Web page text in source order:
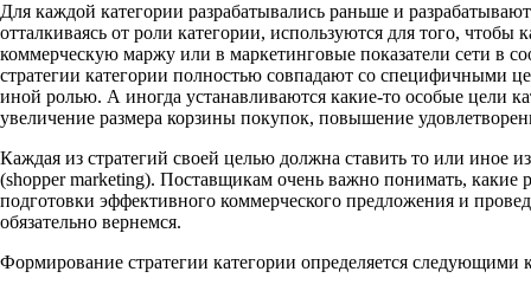
Для каждой категории разрабатывались раньше и
отталкиваясь от роли категории, используются для того, чтобы
коммерческую маржу или в маркетинговые показатели сети в
стратегии категории полностью совпадают со специфичными
иной ролью. А иногда устанавливаются какие-то особые цели
увеличение размера корзины покупок, повышение
Каждая из стратегий своей целью должна ставить то или иное
(shopper marketing). Поставщикам очень важно понимать, какие
подготовки эффективного коммерческого предложения и
обязательно вернемся.
Формирование стратегии категории определяется